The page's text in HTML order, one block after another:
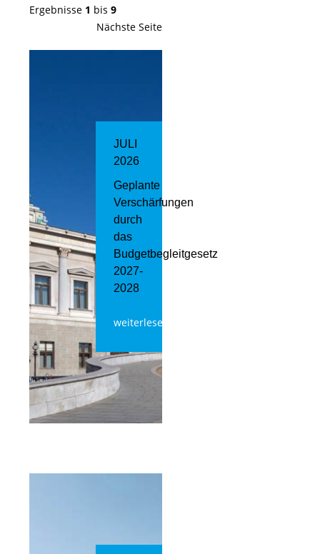
Ergebnisse 1 bis 9
Nächste Seite
JULI
2026
Geplante
Verschärfungen
durch
das
Budgetbegleitgesetz
2027-
2028
weiterlesen